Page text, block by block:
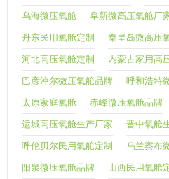
乌海微压氧舱 阜新微高压氧舱厂
丹东民用氧舱定制 秦皇岛微高压
河北高压氧舱定制 内蒙古家用高
巴彦淖尔微压氧舱品牌 呼和浩特
太原家庭氧舱 赤峰微压氧舱品牌
运城高压氧舱生产厂家 晋中氧舱
呼伦贝尔民用氧舱定制 乌兰察布
阳泉微压氧舱品牌 山西民用氧舱